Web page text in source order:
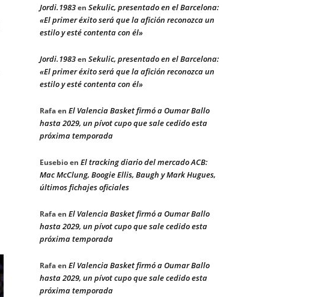
Jordi.1983en Sekulic, presentado en el Barcelona:
«El primer éxito será que la afición reconozca un
estilo y esté contenta con él»
Jordi.1983en Sekulic, presentado en el Barcelona:
«El primer éxito será que la afición reconozca un
estilo y esté contenta con él»
Rafaen El Valencia Basket firmó a Oumar Ballo
hasta 2029, un pívot cupo que sale cedido esta
próxima temporada
Eusebioen El tracking diario del mercado ACB:
Mac McClung, Boogie Ellis, Baugh y Mark Hugues,
últimos fichajes oficiales
Rafaen El Valencia Basket firmó a Oumar Ballo
hasta 2029, un pívot cupo que sale cedido esta
próxima temporada
Rafaen El Valencia Basket firmó a Oumar Ballo
hasta 2029, un pívot cupo que sale cedido esta
próxima temporada